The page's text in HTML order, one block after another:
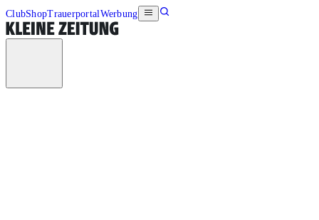
ClubShopTrauerportalWerbung